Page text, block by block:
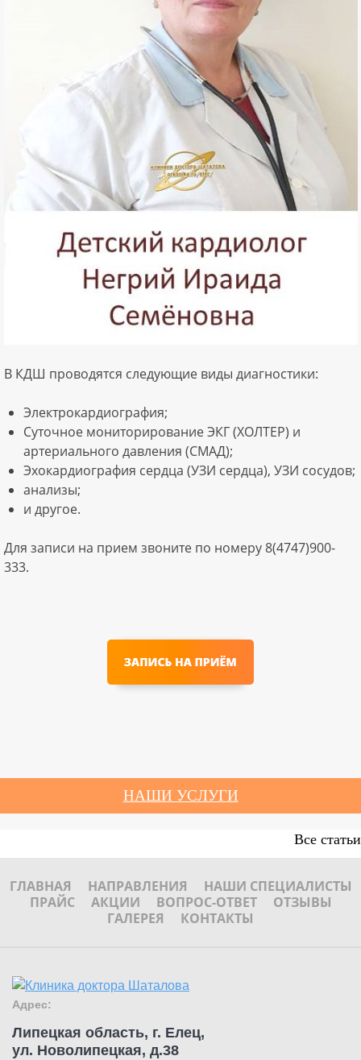
В КДШ проводятся следующие виды диагностики:
Электрокардиография;
Суточное мониторирование ЭКГ (ХОЛТЕР) и
артериального давления (СМАД);
Эхокардиография сердца (УЗИ сердца), УЗИ сосудов;
анализы;
и другое.
Для записи на прием звоните по номеру 8(4747)900-
333.
НАШИ УСЛУГИ
Все статьи
ГЛАВНАЯ НАПРАВЛЕНИЯ
НАШИ СПЕЦИАЛИСТЫ
ПРАЙС
АКЦИИ ВОПРОС-ОТВЕТ
ОТЗЫВЫ
ГАЛЕРЕЯ
КОНТАКТЫ
Адрес:
Липецкая область, г. Елец,
ул. Новолипецкая, д.38